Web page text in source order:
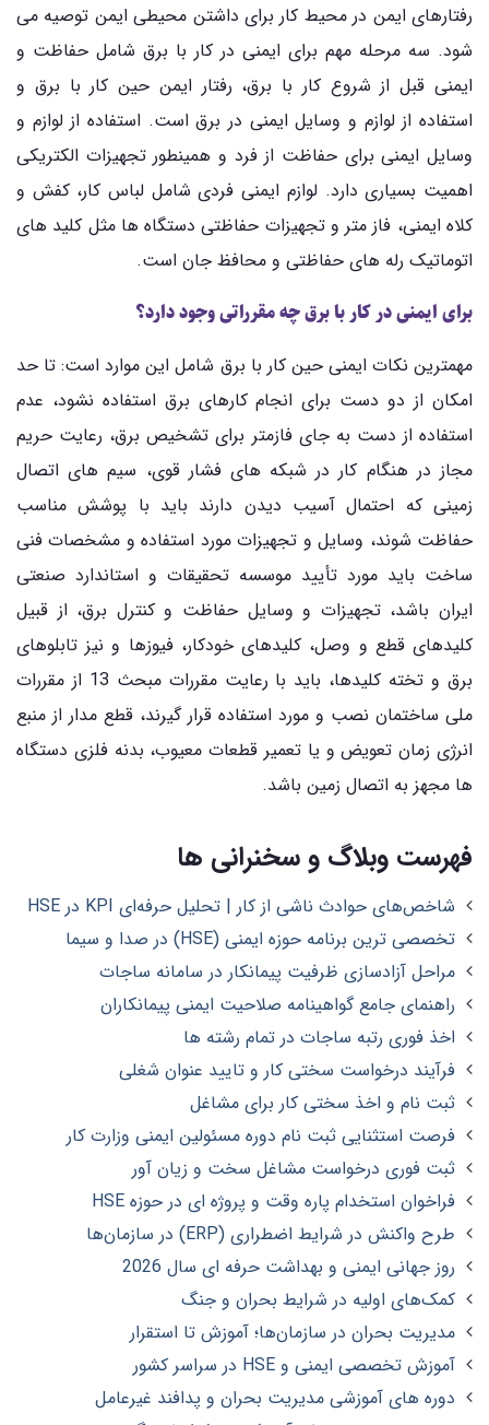
رفتارهای ایمن در محیط کار برای داشتن محیطی ایمن توصیه می
شود. سه مرحله مهم برای ایمنی در کار با برق شامل حفاظت و
ایمنی قبل از شروع کار با برق، رفتار ایمن حین کار با برق و
استفاده از لوازم و وسایل ایمنی در برق است. استفاده از لوازم و
وسایل ایمنی برای حفاظت از فرد و همینطور تجهیزات الکتریکی
اهمیت بسیاری دارد. لوازم ایمنی فردی شامل لباس کار، کفش و
کلاه ایمنی، فاز متر و تجهیزات حفاظتی دستگاه ها مثل کلید های
اتوماتیک رله های حفاظتی و محافظ جان است.
برای ایمنی در کار با برق چه مقرراتی وجود دارد؟
مهمترین نکات ایمنی حین کار با برق شامل این موارد است: تا حد
امکان از دو دست برای انجام کارهای برق استفاده نشود، عدم
استفاده از دست به جای فازمتر برای تشخیص برق، رعایت حریم
مجاز در هنگام کار در شبکه های فشار قوی، سیم های اتصال
زمینی که احتمال آسیب دیدن دارند باید با پوشش مناسب
حفاظت شوند، وسایل و تجهیزات مورد استفاده و مشخصات فنی
ساخت باید مورد تأیید موسسه تحقیقات و استاندارد صنعتی
ایران باشد، تجهیزات و وسایل حفاظت و کنترل برق، از قبیل
کلیدهای قطع و وصل، کلیدهای خودکار، فیوزها و نیز تابلوهای
برق و تخته کلیدها، باید با رعایت مقررات مبحث 13 از مقررات
ملی ساختمان نصب و مورد استفاده قرار گیرند، قطع مدار از منبع
انرژی زمان تعویض و یا تعمیر قطعات معیوب، بدنه فلزی دستگاه
ها مجهز به اتصال زمین باشد.
فهرست وبلاگ و سخنرانی ها
شاخص‌های حوادث ناشی از کار | تحلیل حرفه‌ای KPI در HSE
تخصصی ترین برنامه حوزه ایمنی (HSE) در صدا و سیما
مراحل آزادسازی ظرفیت پیمانکار در سامانه ساجات
راهنمای جامع گواهینامه صلاحیت ایمنی پیمانکاران
اخذ فوری رتبه ساجات در تمام رشته ها
فرآیند درخواست سختی کار و تایید عنوان شغلی
ثبت نام و اخذ سختی کار برای مشاغل
فرصت استثنایی ثبت نام دوره مسئولین ایمنی وزارت کار
ثبت فوری درخواست مشاغل سخت و زیان آور
فراخوان استخدام پاره وقت و پروژه ای در حوزه HSE
طرح واکنش در شرایط اضطراری (ERP) در سازمان‌ها
روز جهانی ایمنی و بهداشت حرفه ای سال 2026
کمک‌های اولیه در شرایط بحران و جنگ
مدیریت بحران در سازمان‌ها؛ آموزش تا استقرار
آموزش تخصصی ایمنی و HSE در سراسر کشور
دوره های آموزشی مدیریت بحران و پدافند غیرعامل